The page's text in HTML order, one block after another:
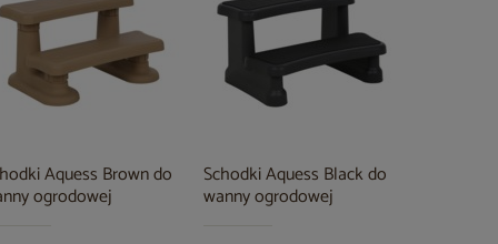
Aquess Brown do
ogrodowej
Schodki Aquess Black do
wanny ogrodowej